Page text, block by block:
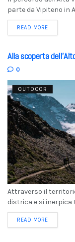
parte da Vipiteno in
READ MORE
Alla scoperta
0
OUTDOOR
Attraverso il
districa e si inerpica
READ MORE